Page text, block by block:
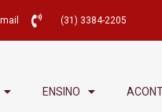
(31) 3384-2205
ENSINO